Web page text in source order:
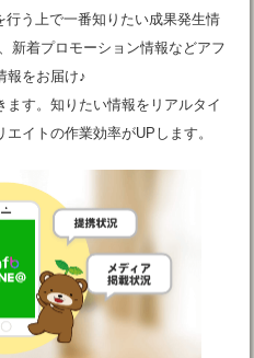
う上で一番知りたい成果発生情
新着プロモーション情報などアフ
報をお届け♪
す。知りたい情報をリアルタイ
イトの作業効率がUPします。